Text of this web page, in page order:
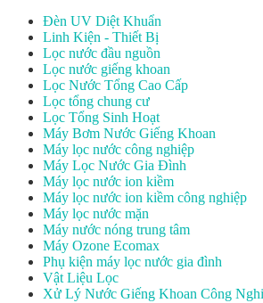
Đèn UV Diệt Khuẩn
Linh Kiện - Thiết Bị
Lọc nước đầu nguồn
Lọc nước giếng khoan
Lọc Nước Tổng Cao Cấp
Lọc tổng chung cư
Lọc Tổng Sinh Hoạt
Máy Bơm Nước Giếng Khoan
Máy lọc nước công nghiệp
Máy Lọc Nước Gia Đình
Máy lọc nước ion kiềm
Máy lọc nước ion kiềm công nghiệp
Máy lọc nước mặn
Máy nước nóng trung tâm
Máy Ozone Ecomax
Phụ kiện máy lọc nước gia đình
Vật Liệu Lọc
Xử Lý Nước Giếng Khoan Công